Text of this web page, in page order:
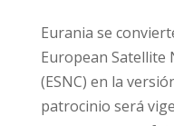
Eurania se
European
(ESNC) en la
patrocinio será